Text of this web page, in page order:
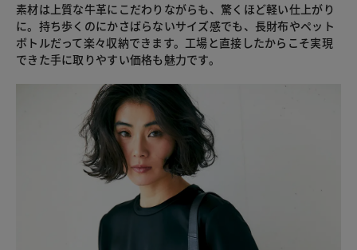
素材は上質な牛革にこだわりながらも、驚くほど軽い仕上がり
に。持ち歩くのにかさばらないサイズ感でも、長財布やペット
ボトルだって楽々収納できます。工場と直接したからこそ実現
できた手に取りやすい価格も魅力です。